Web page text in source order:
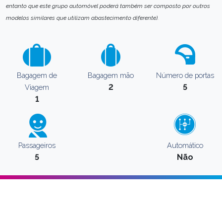
entanto que este grupo automóvel poderá também ser composto por outros
modelos similares que utilizam abastecimento diferente).
Bagagem de
Viagem
1
Bagagem mão
2
Número de portas
5
Passageiros
5
Automático
Não